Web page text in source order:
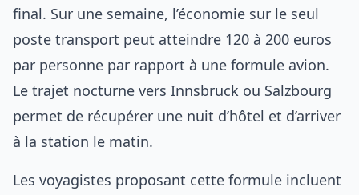
final. Sur une semaine, l’économie sur le seul
poste transport peut atteindre 120 à 200 euros
par personne par rapport à une formule avion.
Le trajet nocturne vers Innsbruck ou Salzbourg
permet de récupérer une nuit d’hôtel et d’arriver
à la station le matin.
Les voyagistes proposant cette formule incluent